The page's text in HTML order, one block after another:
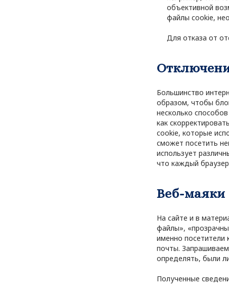
объективной
файлы cookie,
Для отказа от
Большинство
образом, чтобы
несколько
как
cookie, которые
сможет посетить
использует
что каждый
Веб-маяки
На сайте и в
файлы»,
именно посетители
почты.
определять, были
Полученные